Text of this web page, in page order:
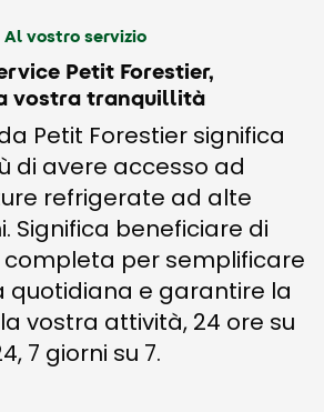
Al vostro servizio
Petit Forestier,
vostra tranquillità
Petit Forestier significa
di avere accesso ad
refrigerate ad alte
Significa beneficiare di
completa per semplificare
quotidiana e garantire la
vostra attività, 24 ore su
7 giorni su 7.